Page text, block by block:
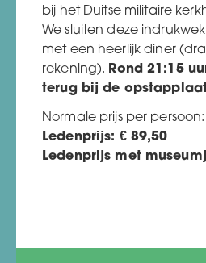
bij het Duitse militaire
We sluiten deze
met een heerlijk diner
rekening). Rond 21:15
terug bij de
Normale prijs per
Ledenprijs: € 89,50
Ledenprijs met